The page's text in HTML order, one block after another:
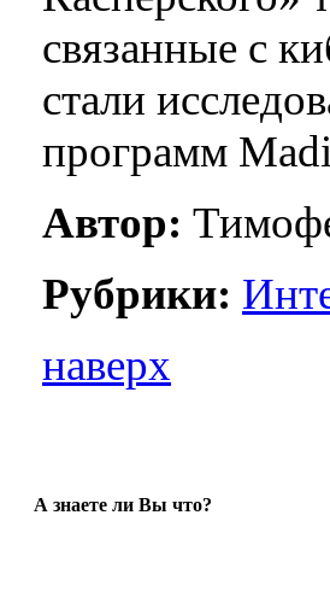
связанные с
стали
программ
Автор:
Рубрики:
наверх
А знаете ли Вы что?